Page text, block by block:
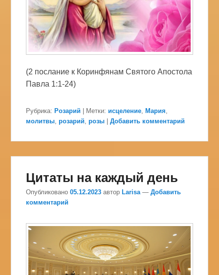
(2 послание к Коринфянам Святого Апостола
Павла 1:1-24)
Рубрика: Розарий Метки: исцеление Мария
молитвы ,розарий ,розы |Добавить комментарий
Цитаты на каждый день
Опубликовано05.12.2023 авторLarisa —Добавить
комментарий